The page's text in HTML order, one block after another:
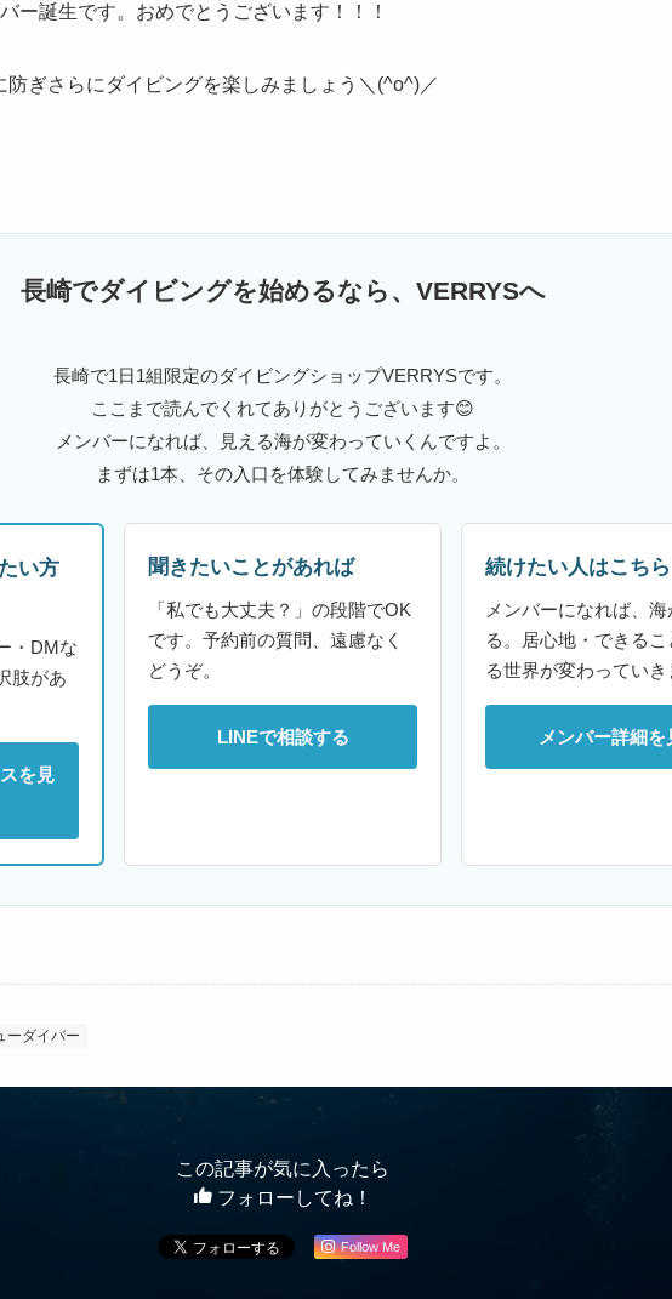
ー誕生です。おめでとうございます！！！
防ぎさらにダイビングを楽しみましょう＼(^o^)／
長崎でダイビングを始めるなら、VERRYSへ
長崎で1日1組限定のダイビングショップVERRYSです。
ここまで読んでくれてありがとうございます😊
メンバーになれば、見える海が変わっていくんですよ。
まずは1本、その入口を体験してみませんか。
い方
・DMな
肢があ
を見
聞きたいことがあれば
「私でも大丈夫？」の段階でOK
です。予約前の質問、遠慮なく
どうぞ。
LINEで相談する
続けたい人はこちら
メンバーになれば、海
る。居心地・できるこ
る世界が変わっていき
メンバー詳細を
ーダイバー
この記事が気に入ったら
フォローしてね！
Follow Me